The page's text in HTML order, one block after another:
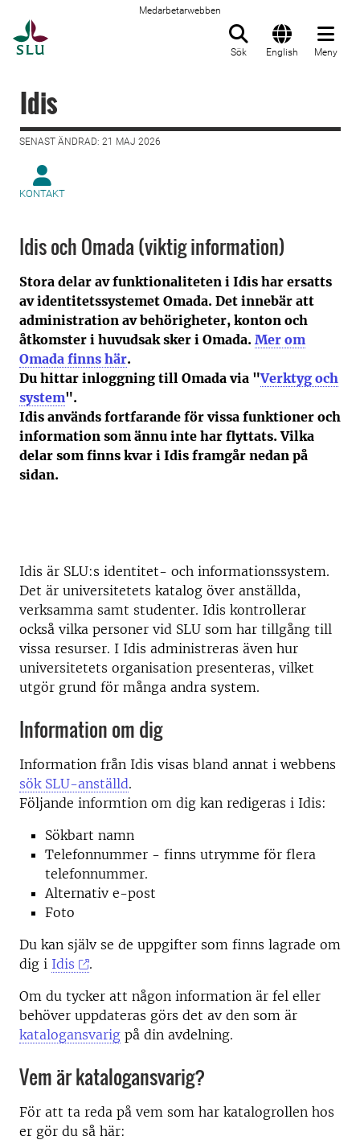
Medarbetarwebben
Sök English Meny
Idis
SENAST ÄNDRAD: 21 MAJ 2026
KONTAKT
Idis och Omada (viktig information)
Stora delar av funktionaliteten i Idis har ersatts
av identitetssystemet Omada. Det innebär att
administration av behörigheter, konton och
åtkomster i huvudsak sker i Omada. Mer om
Omada finns här.
Du hittar inloggning till Omada via "Verktyg och
system".
Idis används fortfarande för vissa funktioner och
information som ännu inte har flyttats. Vilka
delar som finns kvar i Idis framgår nedan på
sidan.
Idis är SLU:s identitet- och informationssystem.
Det är universitetets katalog över anställda,
verksamma samt studenter. Idis kontrollerar
också vilka personer vid SLU som har tillgång till
vissa resurser. I Idis administreras även hur
universitetets organisation presenteras, vilket
utgör grund för många andra system.
Information om dig
Information från Idis visas bland annat i webbens
sök SLU-anställd.
Följande informtion om dig kan redigeras i Idis:
Sökbart namn
Telefonnummer - finns utrymme för flera
telefonnummer.
Alternativ e-post
Foto
Du kan själv se de uppgifter som finns lagrade om
dig i Idis
.
Om du tycker att någon information är fel eller
behöver uppdateras görs det av den som är
katalogansvarig på din avdelning.
Vem är katalogansvarig?
För att ta reda på vem som har katalogrollen hos
er gör du så här: